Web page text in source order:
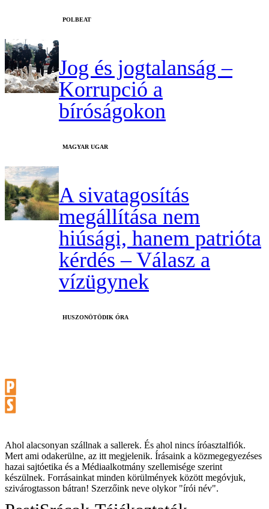
‎POLBEAT
Jog és jogtalanság –
Korrupció a
bíróságokon
MAGYAR UGAR
A sivatagosítás
megállítása nem
hiúsági, hanem patrióta
kérdés – Válasz a
vízügynek
HUSZONÖTÖDIK ÓRA
Ahol alacsonyan szállnak a sallerek. És ahol nincs íróasztalfiók.
Mert ami odakerülne, az itt megjelenik. Írásaink a közmegegyezéses
hazai sajtóetika és a Médiaalkotmány szellemisége szerint
készülnek. Forrásainkat minden körülmények között megóvjuk,
szivárogtasson bátran! Szerzőink neve olykor "írói név".